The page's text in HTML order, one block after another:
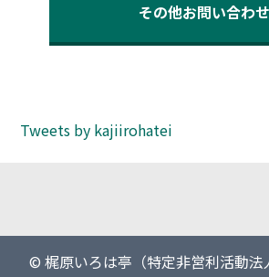
その他お問い合わせ
Tweets by kajiirohatei
© 梶原いろは亭（特定非営利活動法